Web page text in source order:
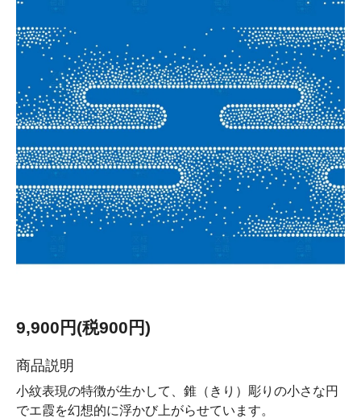
9,900円(税900円)
商品説明
小紋表現の特徴が生かして、錐（きり）彫りの小さな円
でエ霞を幻想的に浮かび上がらせています。